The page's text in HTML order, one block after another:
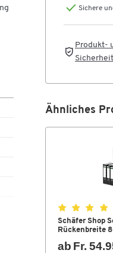
Sichere
Produkt-
Ähnliches
Schäfer Shop
Rückenbreite
schwarz
ab Fr.